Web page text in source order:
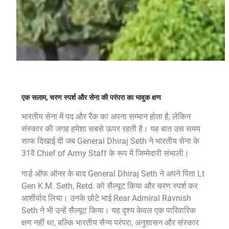
एक सलाम, चरण स्पर्श और सेना की परंपरा का भावुक क्षण
भारतीय सेना में पद और रैंक का अपना सम्मान होता है, लेकिन
संस्कार की जगह हमेशा सबसे ऊपर रहती है। यह बात उस समय
साफ दिखाई दी जब General Dhiraj Seth ने भारतीय सेना के
31वें Chief of Army Staff के रूप में जिम्मेदारी संभाली।
गार्ड ऑफ ऑनर के बाद General Dhiraj Seth ने अपने पिता Lt
Gen K.M. Seth, Retd. को सैल्यूट किया और चरण स्पर्श कर
आशीर्वाद लिया। उनके छोटे भाई Rear Admiral Ravnish
Seth ने भी उन्हें सैल्यूट किया। यह दृश्य केवल एक पारिवारिक
क्षण नहीं था, बल्कि भारतीय सैन्य परंपरा, अनुशासन और संस्कार